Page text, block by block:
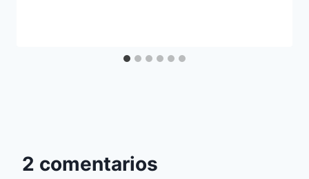
2 comentarios